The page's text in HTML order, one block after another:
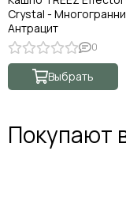
Crystal -
Антрацит
0
Выбрать
Покупают